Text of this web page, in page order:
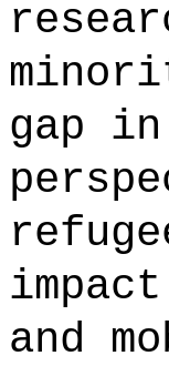
gap
and